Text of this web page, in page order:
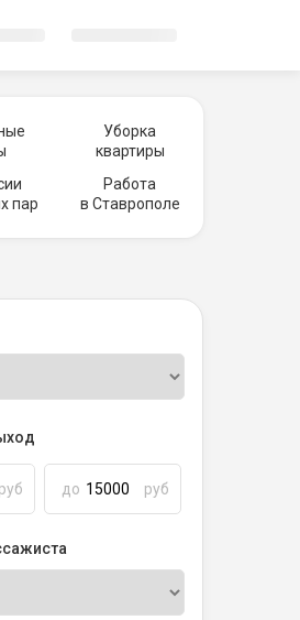
Уборка
квартиры
пар
Работа
в Ставрополе
руб до руб